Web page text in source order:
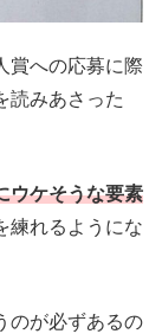
賞への応募に際
読みあさった
ウケそうな要素
練れるようにな
のが必ずあるの